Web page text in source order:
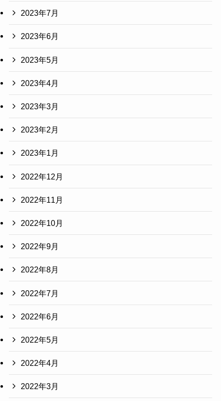
2023年7月
2023年6月
2023年5月
2023年4月
2023年3月
2023年2月
2023年1月
2022年12月
2022年11月
2022年10月
2022年9月
2022年8月
2022年7月
2022年6月
2022年5月
2022年4月
2022年3月